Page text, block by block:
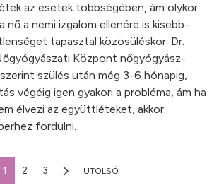
az esetek többségében, ám olykor
nő a nemi izgalom ellenére is kisebb-
tapasztal közösüléskor. Dr.
Központ nőgyógyász-
szülés után még 3-6 hónapig,
végéig igen gyakori a probléma, ám ha
élvezi az együttléteket, akkor
fordulni.
1 2 3 UTOLSÓ